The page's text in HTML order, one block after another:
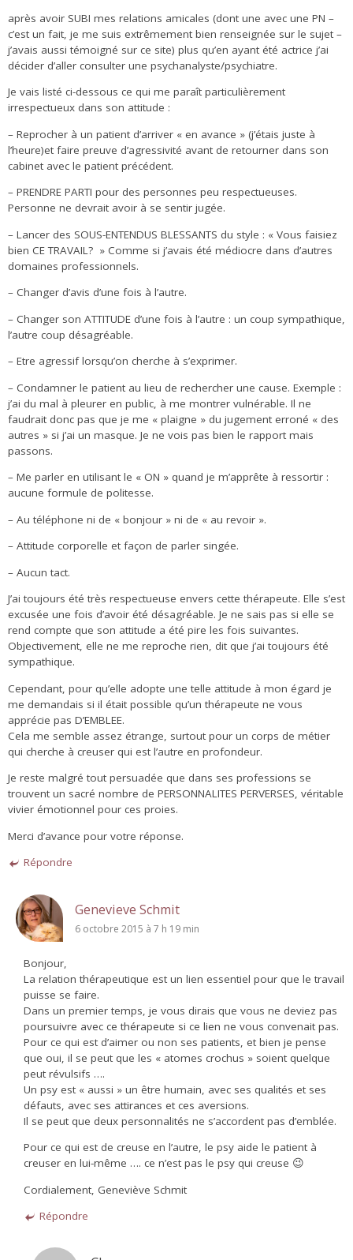
après avoir SUBI mes relations amicales (dont une avec une PN –
c’est un fait, je me suis extrêmement bien renseignée sur le sujet –
j’avais aussi témoigné sur ce site) plus qu’en ayant été actrice j’ai
décider d’aller consulter une psychanalyste/psychiatre.
Je vais listé ci-dessous ce qui me paraît particulièrement
irrespectueux dans son attitude :
– Reprocher à un patient d’arriver « en avance » (j’étais juste à
l’heure)et faire preuve d’agressivité avant de retourner dans son
cabinet avec le patient précédent.
– PRENDRE PARTI pour des personnes peu respectueuses.
Personne ne devrait avoir à se sentir jugée.
– Lancer des SOUS-ENTENDUS BLESSANTS du style : « Vous faisiez
bien CE TRAVAIL? » Comme si j’avais été médiocre dans d’autres
domaines professionnels.
– Changer d’avis d’une fois à l’autre.
– Changer son ATTITUDE d’une fois à l’autre : un coup sympathique,
l’autre coup désagréable.
– Etre agressif lorsqu’on cherche à s’exprimer.
– Condamner le patient au lieu de rechercher une cause. Exemple :
j’ai du mal à pleurer en public, à me montrer vulnérable. Il ne
faudrait donc pas que je me « plaigne » du jugement erroné « des
autres » si j’ai un masque. Je ne vois pas bien le rapport mais
passons.
– Me parler en utilisant le « ON » quand je m’apprête à ressortir :
aucune formule de politesse.
– Au téléphone ni de « bonjour » ni de « au revoir ».
– Attitude corporelle et façon de parler singée.
– Aucun tact.
J’ai toujours été très respectueuse envers cette thérapeute. Elle s’est
excusée une fois d’avoir été désagréable. Je ne sais pas si elle se
rend compte que son attitude a été pire les fois suivantes.
Objectivement, elle ne me reproche rien, dit que j’ai toujours été
sympathique.
Cependant, pour qu’elle adopte une telle attitude à mon égard je
me demandais si il était possible qu’un thérapeute ne vous
apprécie pas D’EMBLEE.
Cela me semble assez étrange, surtout pour un corps de métier
qui cherche à creuser qui est l’autre en profondeur.
Je reste malgré tout persuadée que dans ses professions se
trouvent un sacré nombre de PERSONNALITES PERVERSES, véritable
vivier émotionnel pour ces proies.
Merci d’avance pour votre réponse.
Répondre
Genevieve Schmit
6 octobre 2015 à 7 h 19 min
Bonjour,
La relation thérapeutique est un lien essentiel pour que le travail
puisse se faire.
Dans un premier temps, je vous dirais que vous ne deviez pas
poursuivre avec ce thérapeute si ce lien ne vous convenait pas.
Pour ce qui est d’aimer ou non ses patients, et bien je pense
que oui, il se peut que les « atomes crochus » soient quelque
peut révulsifs ….
Un psy est « aussi » un être humain, avec ses qualités et ses
défauts, avec ses attirances et ces aversions.
Il se peut que deux personnalités ne s’accordent pas d’emblée.
Pour ce qui est de creuse en l’autre, le psy aide le patient à
creuser en lui-même …. ce n’est pas le psy qui creuse 😉
Cordialement, Geneviève Schmit
Répondre